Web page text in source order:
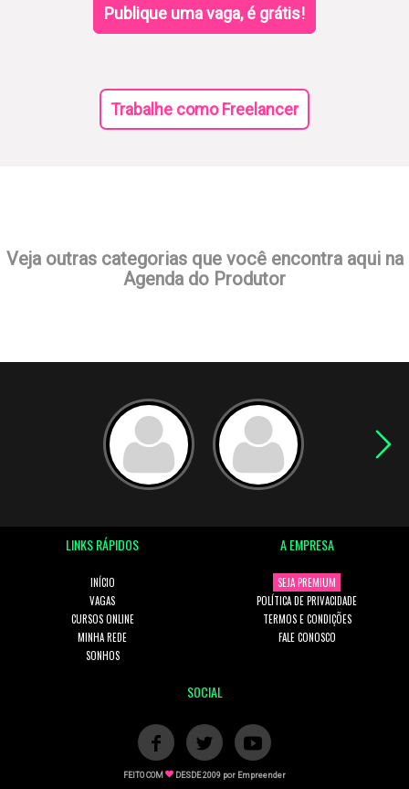
Publique uma vaga, é grátis!
Trabalhe como Freelancer
Veja outras categorias que você encontra aqui na
Agenda do Produtor
LINKS RÁPIDOS
INÍCIO
VAGAS
CURSOS ONLINE
MINHA REDE
SONHOS
A EMPRESA
SEJA PREMIUM
POLÍTICA DE PRIVACIDADE
TERMOS E CONDIÇÕES
FALE CONOSCO
SOCIAL
FEITO COM DESDE 2009 por Empreender